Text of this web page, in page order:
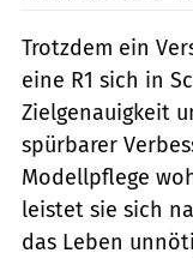
Trotzdem ein
eine R1 sich in
Zielgenauigkeit
spürbarer
Modellpflege
leistet sie sich
das Leben